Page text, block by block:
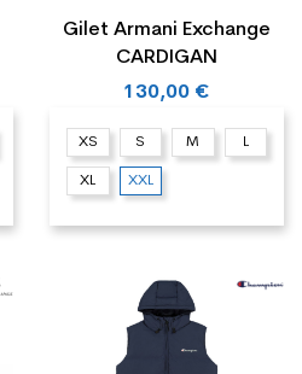
Gilet Armani Exchange
CARDIGAN
130,00 €
XS S M L
XL XXL